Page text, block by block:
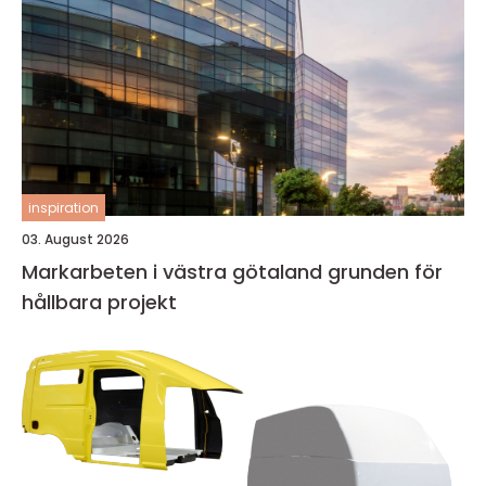
inspiration
03. August 2026
Markarbeten i västra götaland grunden för
hållbara projekt